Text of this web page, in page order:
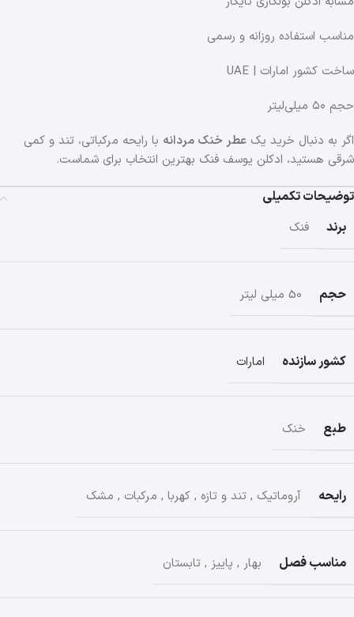
مناسب استفاده روزانه و رسمی
ساخت کشور امارات | UAE
حجم ۵۰ میلی‌لیتر
اگر به دنبال خرید یک عطر خنک مردانه با رایحه مرکباتی، تند و کمی
شرقی هستید، ادکلن یوسف فنک بهترین انتخاب برای شماست.
توضیحات تکمیلی
برند
فنک
حجم 50 میلی لیتر
کشور سازنده امارات
طبع خنک
رایحه آروماتیک , تند و تازه , کهربا , مرکبات , مشک
مناسب فصل بهار , پاییز , تابستان